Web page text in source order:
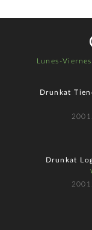
Lunes-Viernes
Drunkat
Drunkat